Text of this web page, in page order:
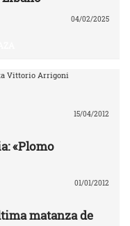
04/02/2025
Vittorio Arrigoni
15/04/2012
«Plomo
01/01/2012
matanza de